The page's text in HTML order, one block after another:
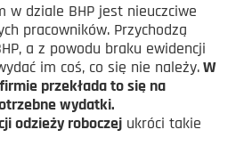
w dziale BHP jest nieuczciwe
pracowników. Przychodzą
a z powodu braku ewidencji
im coś, co się nie należy.W
przekłada to się na
wydatki.
odzieży roboczej ukróci takie